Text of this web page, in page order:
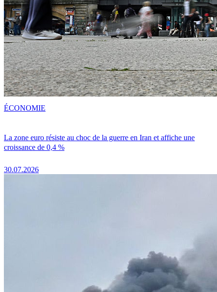
La zone euro résiste au choc de la guerre en Iran et affiche une
croissance de 0,4 %
30.07.2026
ÉCONOMIE